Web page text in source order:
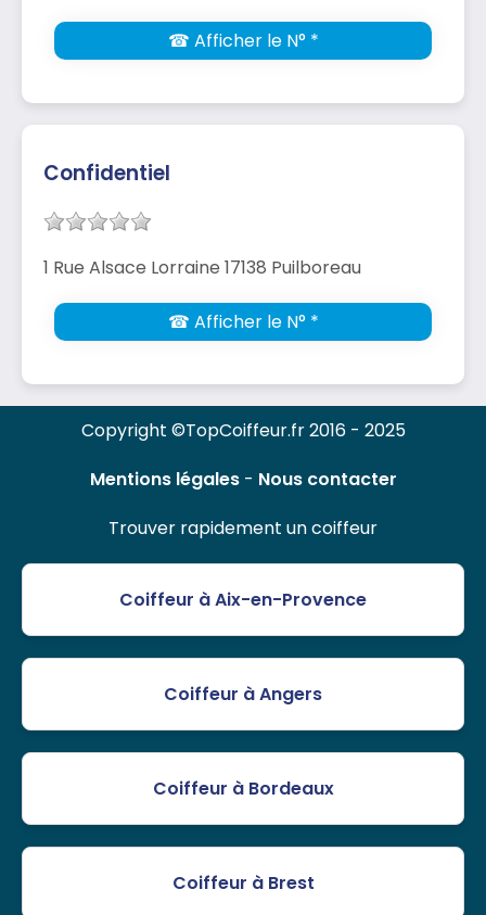
☎ Afficher le N° *
Confidentiel
1 Rue Alsace Lorraine 17138 Puilboreau
☎ Afficher le N° *
Copyright ©TopCoiffeur.fr 2016 - 2025
Mentions légales- Nous contacter
Trouver rapidement un coiffeur
Coiffeur à Aix-en-Provence
Coiffeur à Angers
Coiffeur à Bordeaux
Coiffeur à Brest